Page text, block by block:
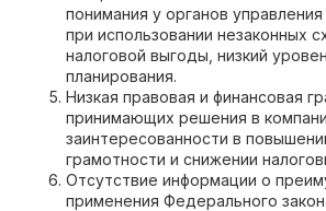
понимания у органов
при использовании незаконных
налоговой выгоды, низкий
планирования.
Низкая правовая и финансовая
принимающих решения в
заинтересованности в
грамотности и снижении
Отсутствие информации о
применения Федерального